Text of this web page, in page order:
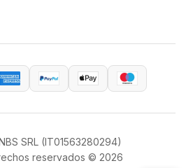
SRL (IT01563280294)
reservados © 2026